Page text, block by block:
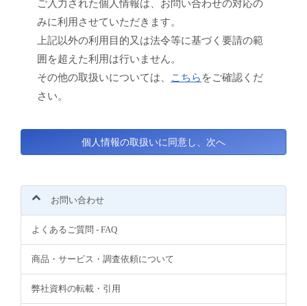
ご入力された個人情報は、お問い合わせの対応の
みに利用させていただきます。
上記以外の利用目的又は法令等に基づく要請の範
囲を超えた利用は行いません。
その他の取扱いについては、
こちら をご確認くだ
さい。
お問い合わせ
よくあるご質問 - FAQ
商品・サービス・調査依頼について
弊社資料の転載・引用